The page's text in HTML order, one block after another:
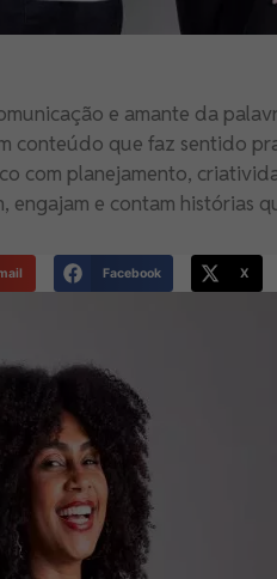
e amante da
conteúdo que faz sentido
com planejamento,
engajam e contam histórias
Facebook X